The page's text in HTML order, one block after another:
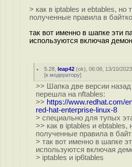
> как в iptables и ebtables, но
полученные правила в
так вот именно в шапке эти
используются включая
5.28 ,leap42 (ok), 06:08, 13/10/
[к модератору]
>> Шапка две версии
перешла на nftables:
>> https://www.redhat.com/
red-hat-enterprise-linux-8
> специально для тупых
>> как в iptables и ebtables,
полученные правила в
> так вот именно в шапке
используются включая
> iptables и ip6tables